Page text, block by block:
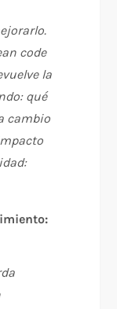
code
la
qué
cambio